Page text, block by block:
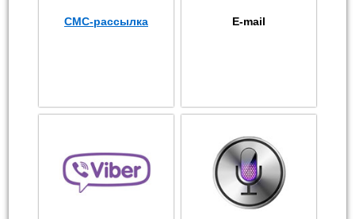
СМС-рассылка E-mail